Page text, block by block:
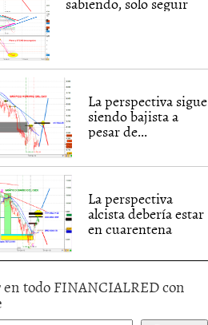
La perspectiva sigue
siendo bajista a
pesar de...
La perspectiva
alcista debería estar
en cuarentena
en todo FINANCIALRED con